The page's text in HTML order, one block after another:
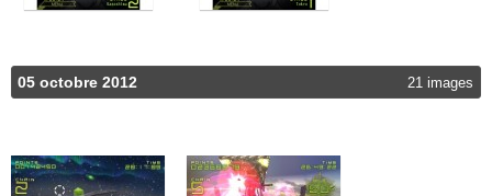
05 octobre 2012 21 images